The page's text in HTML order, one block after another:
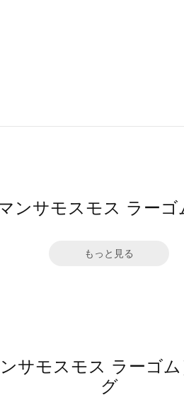
ンサモスモス ラー
もっと見る
サモスモス ラーゴ
グ